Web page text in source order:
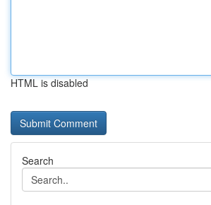
HTML is disabled
Search